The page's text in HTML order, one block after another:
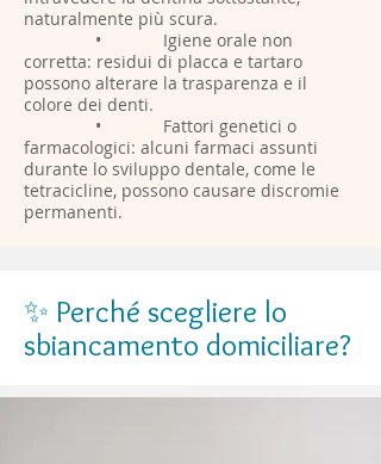
naturalmente più scura.
• Igiene orale non
corretta: residui di placca e tartaro
possono alterare la trasparenza e il
colore dei denti.
• Fattori genetici o
farmacologici: alcuni farmaci assunti
durante lo sviluppo dentale, come le
tetracicline, possono causare discromie
permanenti.
✨ Perché scegliere lo
sbiancamento domiciliare?